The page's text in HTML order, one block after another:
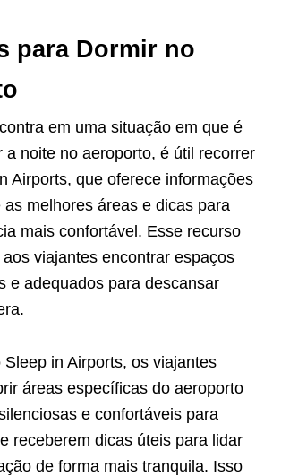
para Dormir no
em uma situação em que é
a noite no aeroporto, é útil recorrer
Airports, que oferece informações
melhores áreas e dicas para
mais confortável. Esse recurso
viajantes encontrar espaços
e adequados para descansar
in Airports, os viajantes
áreas específicas do aeroporto
e confortáveis para
receberem dicas úteis para lidar
de forma mais tranquila. Isso